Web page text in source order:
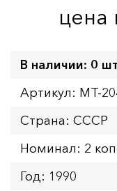
цена
В наличии: 0
Артикул: MT-
Страна: СССР
Номинал: 2
Год: 1990